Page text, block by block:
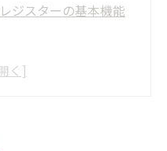
ジスターの基本機能
工事の関係性を知ろ